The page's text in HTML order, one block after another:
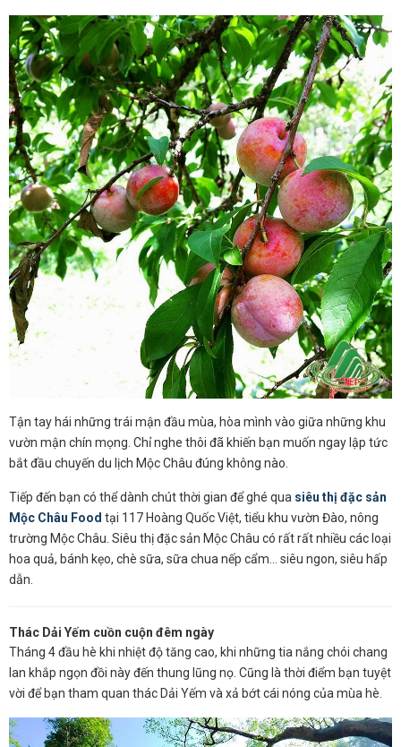
Tận tay hái những trái mận đầu mùa, hòa mình vào giữa những khu
vườn mận chín mọng. Chỉ nghe thôi đã khiến bạn muốn ngay lập tức
bắt đầu chuyến du lịch Mộc Châu đúng không nào.
Tiếp đến bạn có thể dành chút thời gian để ghé qua siêu thị đặc sản
Mộc Châu Food tại 117 Hoàng Quốc Việt, tiểu khu vườn Đào, nông
trường Mộc Châu. Siêu thị đặc sản Mộc Châu có rất rất nhiều các loại
hoa quả, bánh kẹo, chè sữa, sữa chua nếp cẩm… siêu ngon, siêu hấp
dẫn.
Thác Dải Yếm cuồn cuộn đêm ngày
Tháng 4 đầu hè khi nhiệt độ tăng cao, khi những tia nắng chói chang
lan khắp ngọn đồi này đến thung lũng nọ. Cũng là thời điểm bạn tuyệt
vời để bạn tham quan thác Dải Yếm và xả bớt cái nóng của mùa hè.